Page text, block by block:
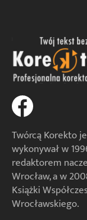
Twórcą Korekto
wykonywał w
redaktorem
Wrocław, a w
Książki
Wrocławskiego.